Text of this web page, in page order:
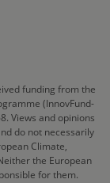
funding from the
(InnovFund-
Views and opinions
do not necessarily
Climate,
the European
for them.